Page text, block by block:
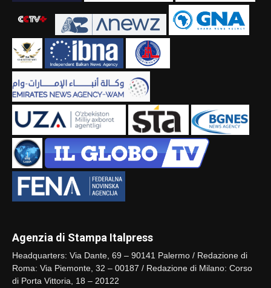
Agenzia di Stampa Italpress
Headquarters: Via Dante, 69 – 90141 Palermo / Redazione di
Roma: Via Piemonte, 32 – 00187 / Redazione di Milano: Corso
di Porta Vittoria, 18 – 20122